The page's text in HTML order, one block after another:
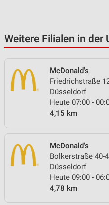
Weitere Filialen in der
McDonald's
Friedrichstraße
Düsseldorf
Heute 07:00 -
4,15 km
McDonald's
Bolkerstraße 40-
Düsseldorf
Heute 09:00 -
4,78 km